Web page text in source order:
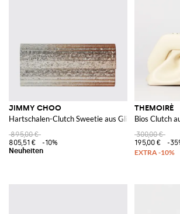
JIMMY CHOO
Hartschalen-Clutch Sweetie aus Glitzerharz mit
895,00 €
805,51 €
-10%
THEMOIRÈ
Bios Clutch
300,00 €
195,00 €
-